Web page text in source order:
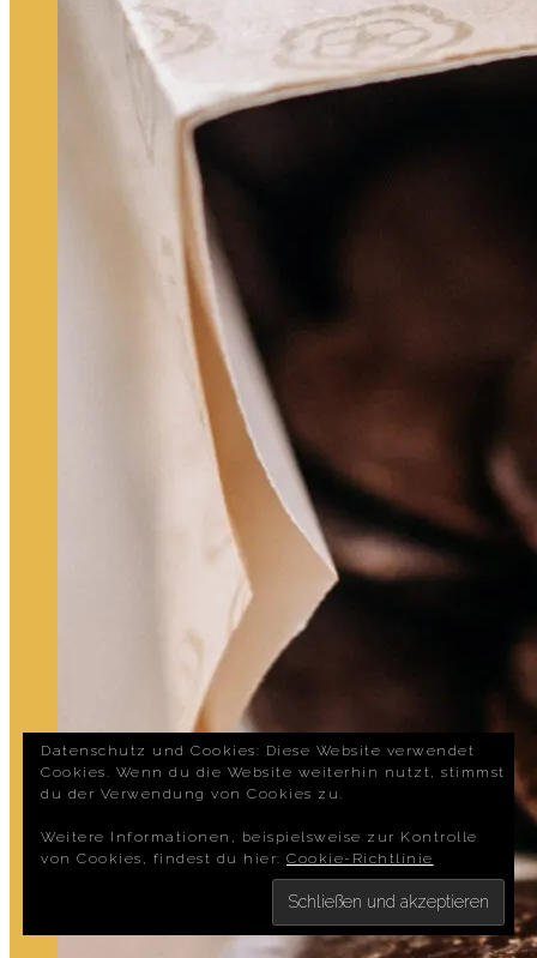
Datenschutz und Cookies: Diese Website verwendet
Cookies. Wenn du die Website weiterhin nutzt, stimmst
du der Verwendung von Cookies zu.
Weitere Informationen, beispielsweise zur Kontrolle
von Cookies, findest du hier: Cookie-Richtlinie